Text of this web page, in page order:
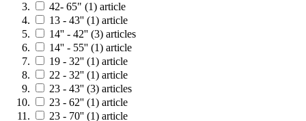
42- 65" (1) article
13 - 43'' (1) article
14'' - 42'' (3) articles
14'' - 55'' (1) article
19 - 32'' (1) article
22 - 32'' (1) article
23 - 43'' (3) articles
23 - 62'' (1) article
23 - 70'' (1) article